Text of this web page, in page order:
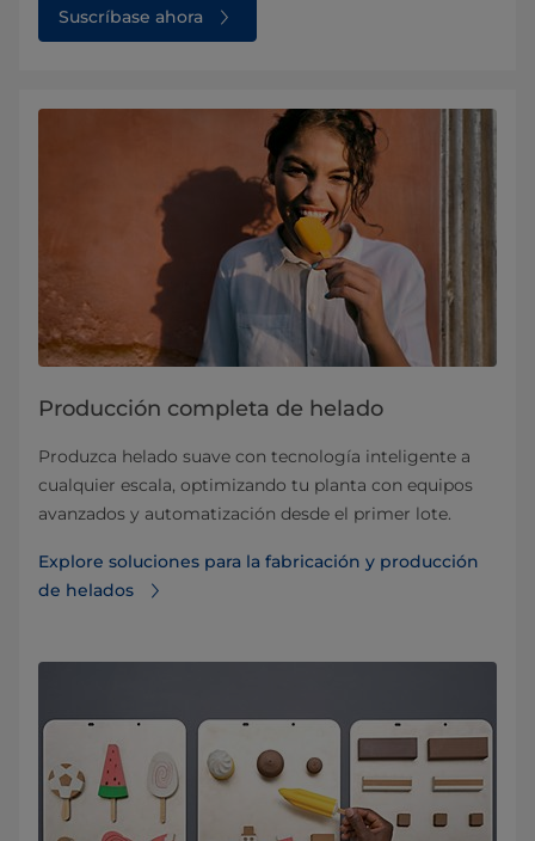
Suscríbase ahora
Producción completa de helado
Produzca helado suave con tecnología inteligente a
cualquier escala, optimizando tu planta con equipos
avanzados y automatización desde el primer lote.
Explore soluciones para la fabricación y producción
de helados